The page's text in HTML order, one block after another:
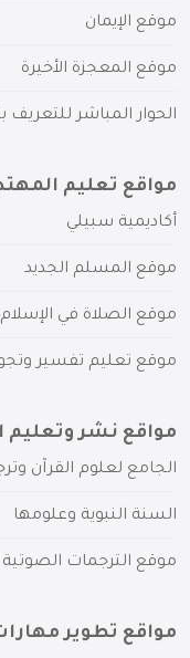
موقع الإيمان
موقع المعجزة الأخيرة
الحوار المباشر للتعريف
مواقع تعليم
أكاديمية سبيلي
موقع المسلم الجديد
موقع الصلاة في الإسلام
موقع تعليم تفسير
مواقع نشر وتعليم
الجامع لعلوم القرآن
السنة النبوية وعلومها
موقع الترجمات الصوتية
مواقع تطوير